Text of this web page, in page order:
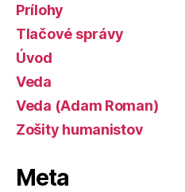
Prílohy
Tlačové správy
Úvod
Veda
Veda (Adam Roman)
Zošity humanistov
Meta